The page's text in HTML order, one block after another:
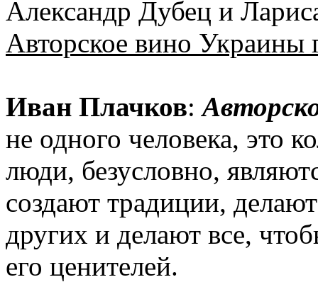
Александр Дубец и
Авторское вино Украины
Иван Плачков:
не одного человека, это
люди, безусловно,
создают традиции,
других и делают все,
его ценителей.